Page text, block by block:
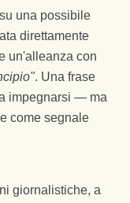
una possibile
direttamente
un'alleanza con
. Una frase
impegnarsi — ma
come segnale
giornalistiche, a